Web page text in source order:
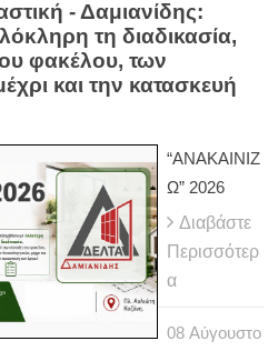
- Δαμιανίδης:
τη διαδικασία,
φακέλου, των
και την κατασκευή
“ΑΝΑΚΑΙΝΙΖ
Ω” 2026
Διαβάστε
Περισσότερ
α
08 Αύγουστο